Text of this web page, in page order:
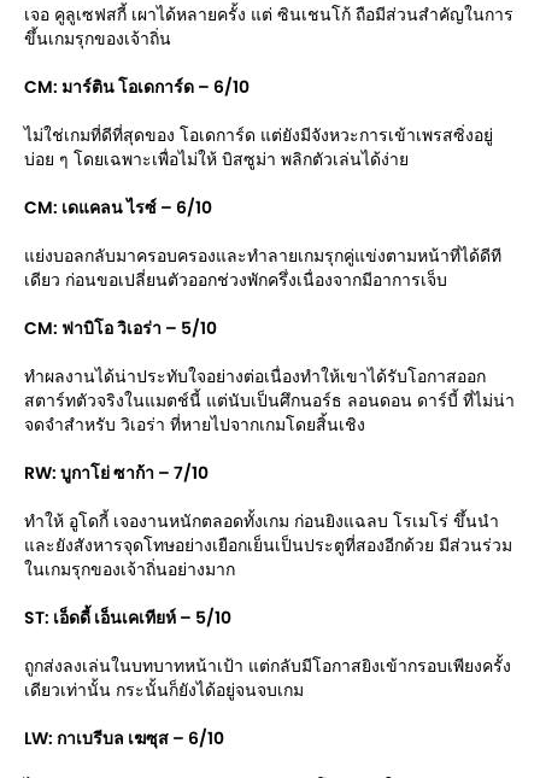
เจอ คูลูเซฟสกี้ เผาได้หลายครั้ง แต่ ซินเชนโก้ ถือมีส่วนสำคัญในการ
ขึ้นเกมรุกของเจ้าถิ่น
CM: มาร์ติน โอเดการ์ด – 6/10
ไม่ใช่เกมที่ดีที่สุดของ โอเดการ์ด แต่ยังมีจังหวะการเข้าเพรสซิ่งอยู่
บ่อย ๆ โดยเฉพาะเพื่อไม่ให้ บิสซูม่า พลิกตัวเล่นได้ง่าย
CM: เดแคลน ไรซ์ – 6/10
แย่งบอลกลับมาครอบครองและทำลายเกมรุกคู่แข่งตามหน้าที่ได้ดีที
เดียว ก่อนขอเปลี่ยนตัวออกช่วงพักครึ่งเนื่องจากมีอาการเจ็บ
CM: ฟาบิโอ วิเอร่า – 5/10
ทำผลงานได้น่าประทับใจอย่างต่อเนื่องทำให้เขาได้รับโอกาสออก
สตาร์ทตัวจริงในแมตช์นี้ แต่นับเป็นศึกนอร์ธ ลอนดอน ดาร์บี้ ที่ไม่น่า
จดจำสำหรับ วิเอร่า ที่หายไปจากเกมโดยสิ้นเชิง
RW: บูกาโย่ ซาก้า – 7/10
ทำให้ อูโดกี้ เจองานหนักตลอดทั้งเกม ก่อนยิงแฉลบ โรเมโร่ ขึ้นนำ
และยังสังหารจุดโทษอย่างเยือกเย็นเป็นประตูที่สองอีกด้วย มีส่วนร่วม
ในเกมรุกของเจ้าถิ่นอย่างมาก
ST: เอ็ดดี้ เอ็นเคเทียห์ – 5/10
ถูกส่งลงเล่นในบทบาทหน้าเป้า แต่กลับมีโอกาสยิงเข้ากรอบเพียงครั้ง
เดียวเท่านั้น กระนั้นก็ยังได้อยู่จนจบเกม
LW: กาเบรีบล เฆซุส – 6/10